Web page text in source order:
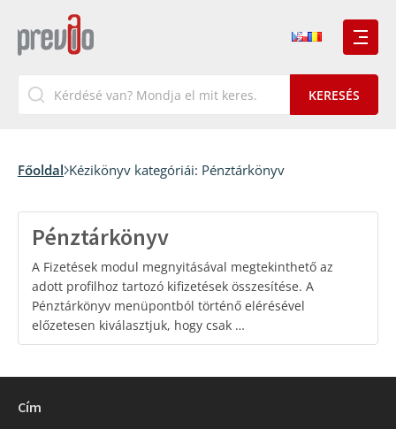
Főoldal Kézikönyv kategóriái: Pénztárkönyv
Pénztárkönyv
A Fizetések modul megnyitásával megtekinthető az
adott profilhoz tartozó kifizetések összesítése. A
Pénztárkönyv menüpontból történő elérésével
előzetesen kiválasztjuk, hogy csak …
Cím